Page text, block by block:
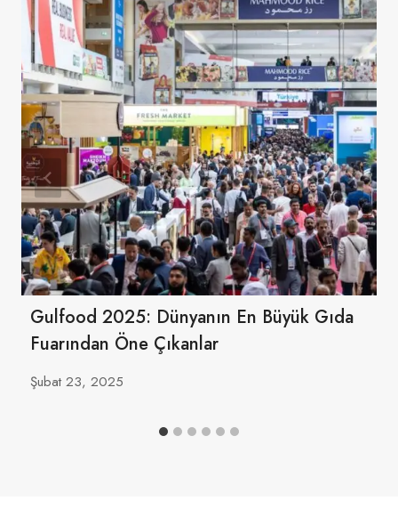
Gulfood 2025: Dünyanın En Büyük Gıda
Fuarından Öne Çıkanlar
Şubat 23, 2025